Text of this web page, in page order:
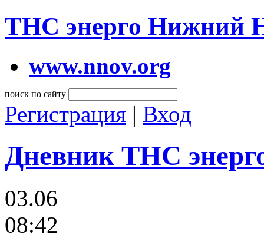
ТНС энерго Нижний
www.nnov.org
поиск по сайту
Регистрация | Вход
Дневник ТНС
03.06
08:42